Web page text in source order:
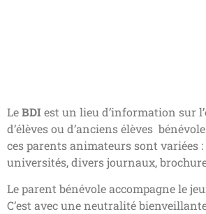
LeBDI est un lieu d’information sur
d’élèves ou d’anciens élèves
ces parents animateurs sont variées
universités, divers journaux,
Le parent bénévole accompagne le
C’est avec une neutralité